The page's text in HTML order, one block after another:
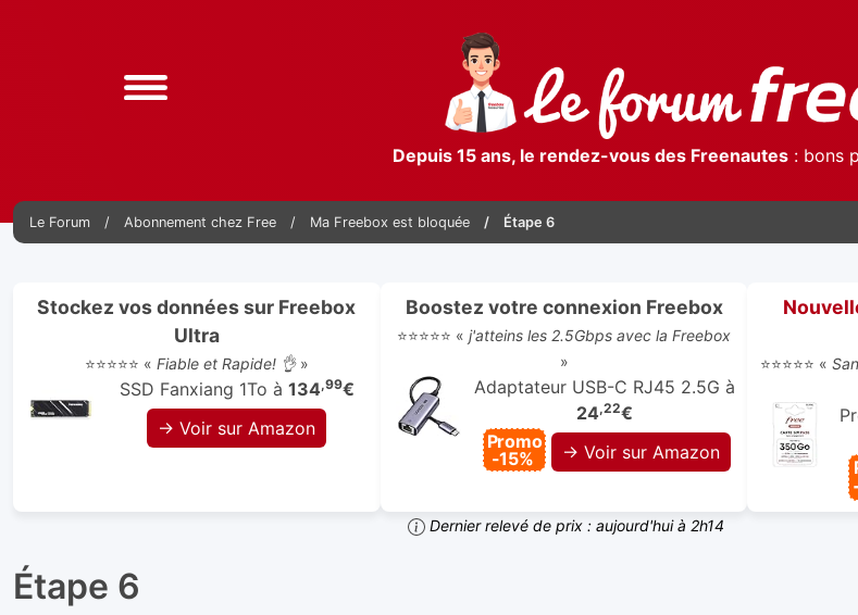
Depuis 15 ans, le rendez-vous des Freenautes: bons
Le Forum Abonnement chez Free Ma Freebox est bloquée Étape 6
Stockez vos données sur Freebox
Ultra
⭐⭐⭐⭐⭐ « Fiable et Rapide! 👌»
SSD Fanxiang 1To à 134,99€
→ Voir sur Amazon
Boostez votre connexion Freebox
⭐⭐⭐⭐⭐ « j'atteins les 2.5Gbps avec la Freebox
»
Adaptateur USB-C RJ45 2.5G à
24,22€
Promo
-15%
→ Voir sur Amazon
⭐⭐⭐⭐⭐ «
Dernier relevé de prix : aujourd'hui à 2h14
Étape 6